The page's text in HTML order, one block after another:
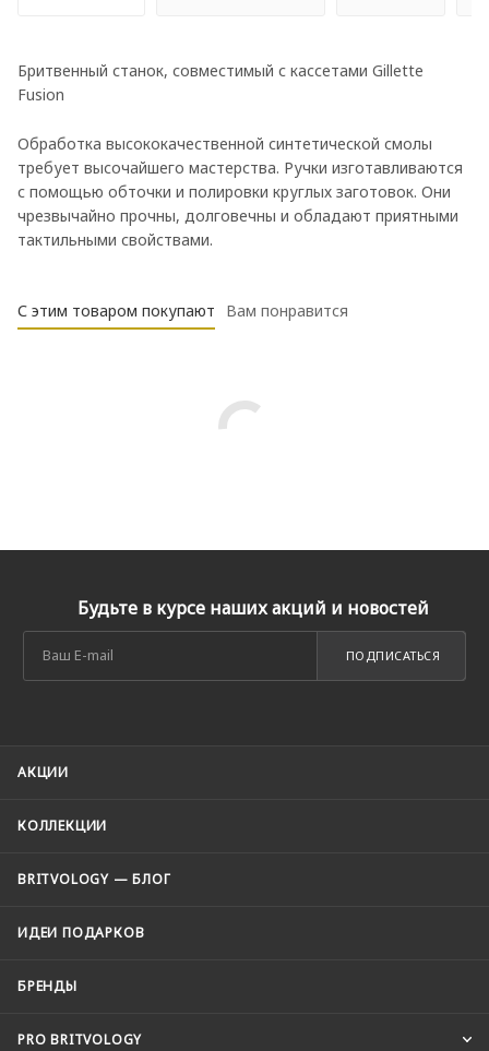
Бритвенный станок, совместимый с кассетами Gillette
Fusion
Обработка высококачественной синтетической смолы
требует высочайшего мастерства. Ручки изготавливаются
с помощью обточки и полировки круглых заготовок. Они
чрезвычайно прочны, долговечны и обладают приятными
тактильными свойствами.
С этим товаром покупают Вам понравится
Будьте в курсе наших акций и новостей
ПОДПИСАТЬСЯ
АКЦИИ
КОЛЛЕКЦИИ
BRITVOLOGY — БЛОГ
ИДЕИ ПОДАРКОВ
БРЕНДЫ
PRO BRITVOLOGY